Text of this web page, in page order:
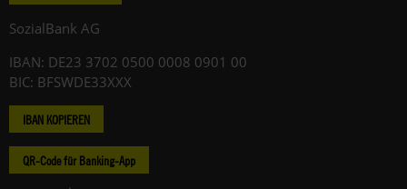
SozialBank AG
IBAN: DE23 3702 0500 0008 0901 00
BIC: BFSWDE33XXX
IBAN KOPIEREN
QR-Code für Banking-App